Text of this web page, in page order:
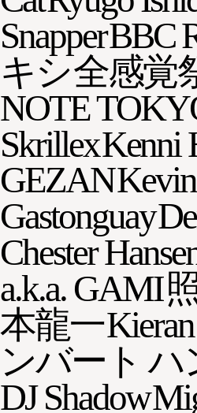
SnapperBBC
キシ全感覚
NOTE
SkrillexKenni
GEZANKevin
Gastonguay
Chester
a.k.a. GAMI
本龍一
ンバート ハ
DJ Shadow